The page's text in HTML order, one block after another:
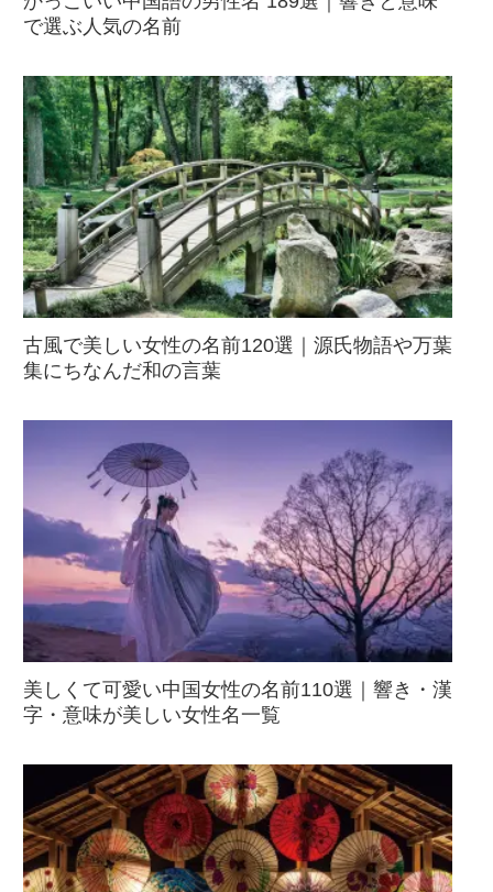
で選ぶ人気の名前
古風で美しい女性の名前120選｜源氏物語や万葉
集にちなんだ和の言葉
美しくて可愛い中国女性の名前110選｜響き・漢
字・意味が美しい女性名一覧